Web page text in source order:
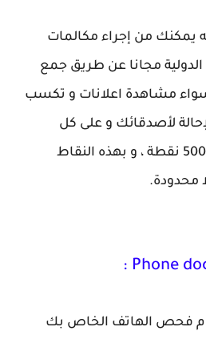
يمكنك من إجراء مكالمات
مجانا عن طريق جمع
سواء مشاهدة اعلانات و تكسب
لأصدقائك و على كل
شخص دعوته تكسب 5000 نقطة ، و بهذه النقاط
محدودة.
فحص الهاتف الخاص بك